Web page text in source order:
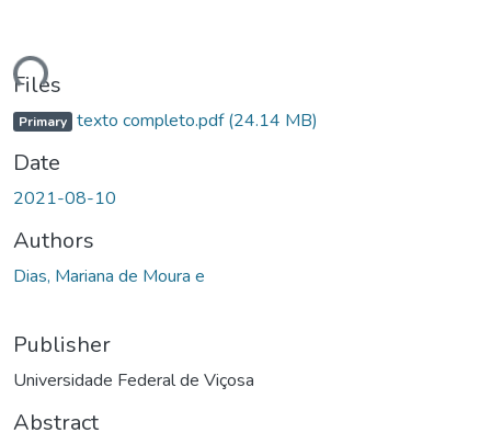
Loading...
Files
Primary texto completo.pdf(24.14 MB)
Date
2021-08-10
Authors
Dias, Mariana de Moura e
Publisher
Universidade Federal de Viçosa
Abstract